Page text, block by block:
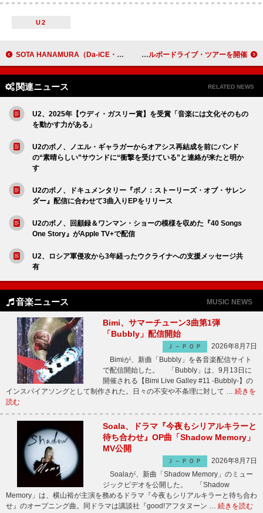
U2
SOTA HANAMURA（Da-iCE・花村想太）、ソロ楽曲「Me.exe」ダンスプラクティス映像を公開 オルケスタ・デ・ラ・ルス、初夏のビルボードライブ・ツアーを開催
関連ニュース RELATED NEWS
U2、2025年【ウディ・ガスリー賞】を受賞「音楽には文化そのもの
を動かす力がある」
U2のボノ、ノエル・ギャラガーからオアシス再結成を前にバンド
の“素晴らしい”サウンドに“衝撃を受けている”と連絡が来たと明か
す
U2のボノ、ドキュメンタリー『ボノ：ストーリーズ・オブ・サレン
ダー』配信に合わせて3曲入りEPをリリース
U2のボノ、回顧録＆ワンマン・ショーの模様を収めた『40 Songs
One Story』がApple TV+で配信
U2、ロシア軍侵攻から3年経ったウクライナへの支援メッセージ共
有
音楽ニュース MUSIC NEWS
Bimi、サマーチューン3曲第1弾
「Bubbly」配信開始
Ｊ－ＰＯＰ
2026年8月7日
Bimiが、新曲「Bubbly」を各音楽配信サイト
で配信開始した。 「Bubbly」は、9月13日に
開催される【Bimi Live Galley #11 -Bubbly-】の
インスパイアソングとして制作された。日々の不安や不条理に対して … 続きを
読む
Soala、ドラマ『今夜もシリアルキラーと
待ち合わせ』OP曲「Shadow Memory」
MV公開
Ｊ－ＰＯＰ
2026年8月7日
Soalaが、新曲「Shadow Memory」のミュー
ジックビデオを公開した。 「Shadow
Memory」は、横山裕が主演を務めるドラマ『今夜もシリアルキラーと待ち合わ
せ』のオープニング曲。同ドラマは講談社『good!アフタヌーン … 続きを読む